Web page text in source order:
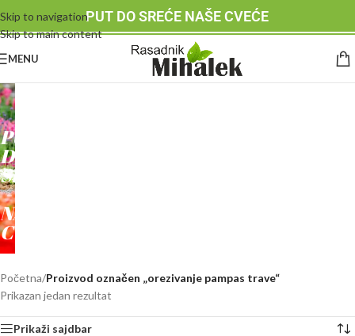
Skip to navigation
Skip to main content
PUT DO SREĆE NAŠE CVEĆE
MENU
RASADNIK
MIHALEK
PUT
DO
SREĆE
-
NAŠE
CVEĆE
Početna/Proizvod označen „orezivanje pampas trave“
Prikazan jedan rezultat
Prikaži sajdbar